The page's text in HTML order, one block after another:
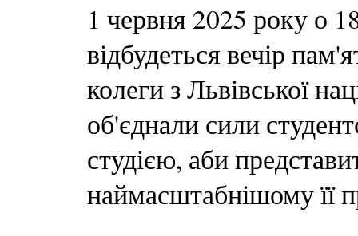
1 червня 2025 року о
відбудеться вечір
колеги з Львівської
об'єднали сили
студією, аби
наймасштабнішому її